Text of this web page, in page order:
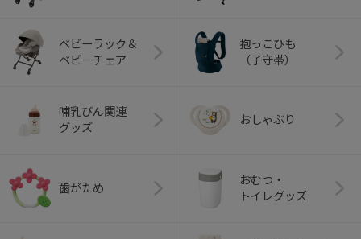
ベビーラック＆
ベビーチェア
抱っこひも
（子守帯）
哺乳びん関連
グッズ
おしゃぶり
歯がため
おむつ・
トイレグッズ